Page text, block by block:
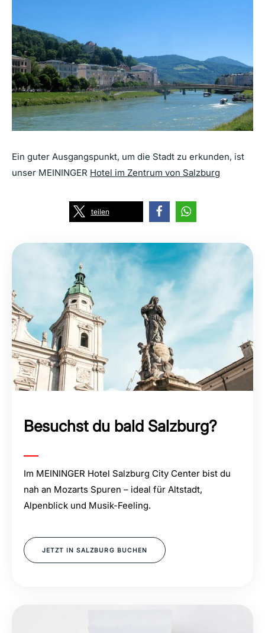
Ein guter Ausgangspunkt, um die Stadt zu erkunden, ist
unser MEININGER Hotel im Zentrum von Salzburg
teilen
Besuchst du bald Salzburg?
Im MEININGER Hotel Salzburg City Center bist du
nah an Mozarts Spuren – ideal für Altstadt,
Alpenblick und Musik-Feeling.
JETZT IN SALZBURG BUCHEN